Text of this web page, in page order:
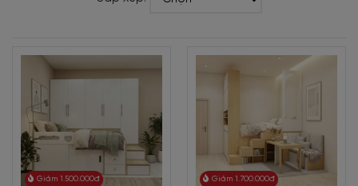
Giảm 1.500.000đ Giảm 1.700.000đ